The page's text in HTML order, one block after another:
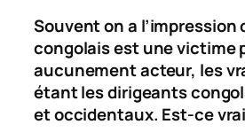
Souvent on a l’impression
congolais est une victime
aucunement acteur, les
étant les dirigeants
et occidentaux. Est-ce